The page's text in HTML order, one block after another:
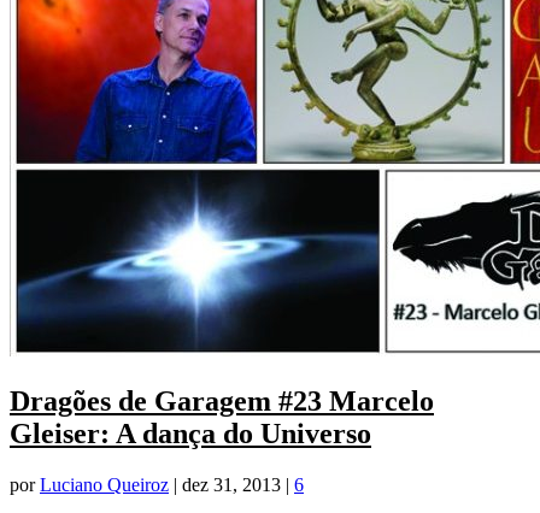
Dragões de Garagem #23 Marcelo
Gleiser: A dança do Universo
porLuciano Queiroz | dez 31, 2013 | 6